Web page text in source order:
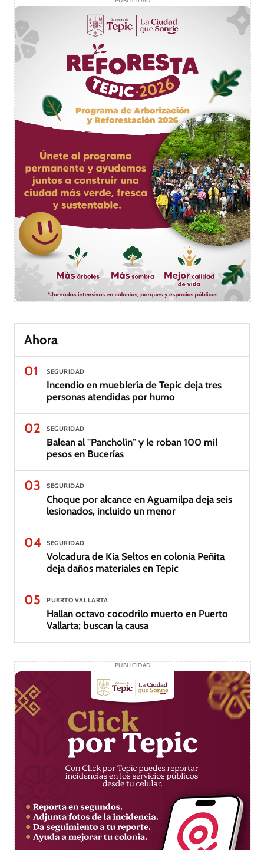
Ahora
01
SEGURIDAD
Incendio en mueblería de Tepic deja tres
personas atendidas por humo
02 SEGURIDAD
Balean al "Pancholín" y le roban 100 mil
pesos en Bucerías
03 SEGURIDAD
Choque por alcance en Aguamilpa deja seis
lesionados, incluido un menor
04 SEGURIDAD
Volcadura de Kia Seltos en colonia Peñita
deja daños materiales en Tepic
05 PUERTO VALLARTA
Hallan octavo cocodrilo muerto en Puerto
Vallarta; buscan la causa
PUBLICIDAD